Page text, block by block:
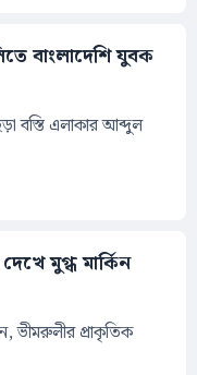
বাংলাদেশি যুবক
বস্তি এলাকার আব্দুল
মুগ্ধ মার্কিন
ভীমরুলীর প্রাকৃতিক